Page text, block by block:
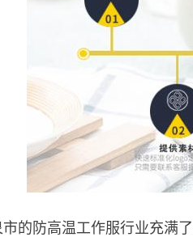
的防高温工作服行业充满